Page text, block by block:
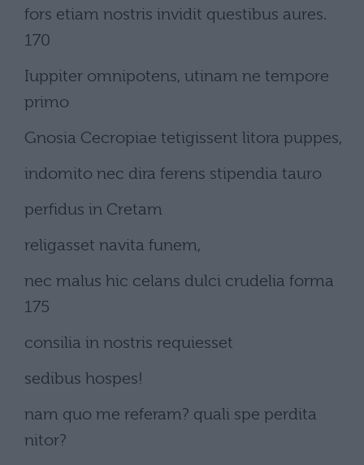
fors etiam nostris invidit questibus aures.
170
Iuppiter omnipotens, utinam ne tempore
primo
Gnosia Cecropiae tetigissent litora puppes,
indomito nec dira ferens stipendia tauro
perfidus in Cretam
religasset navita funem,
nec malus hic celans dulci crudelia forma
175
consilia in nostris requiesset
sedibus hospes!
nam quo me referam? quali spe perdita
nitor?